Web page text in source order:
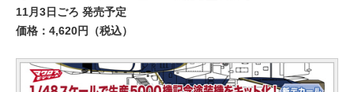
11月3日ごろ 発売予定
価格：4,620円（税込）